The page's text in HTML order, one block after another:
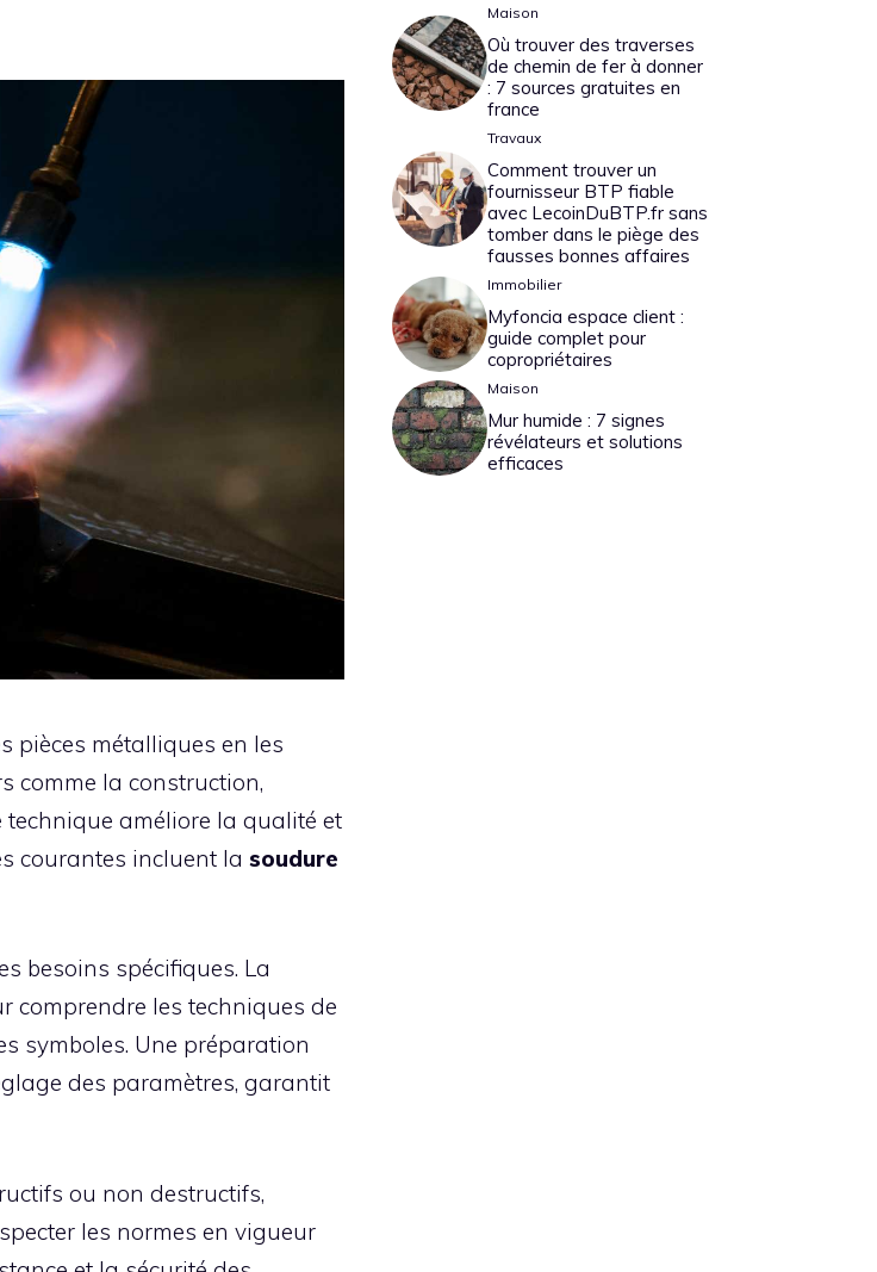
pièces métalliques en les
comme la construction,
technique améliore la qualité et
courantes incluent la soudure
besoins spécifiques. La
comprendre les techniques de
symboles. Une préparation
des paramètres, garantit
ou non destructifs,
les normes en vigueur
Maison
Où trouver des traverses
de chemin de fer à donner
: 7 sources gratuites en
france
Travaux
Comment trouver un
fournisseur BTP fiable
avec LecoinDuBTP.fr sans
tomber dans le piège des
fausses bonnes affaires
Immobilier
Myfoncia espace client :
guide complet pour
copropriétaires
Maison
Mur humide : 7 signes
révélateurs et solutions
efficaces